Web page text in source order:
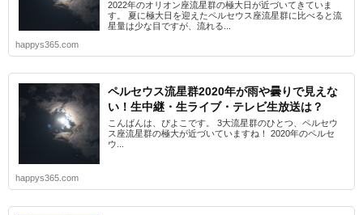
2022年のオリオン座流星群の極大日が近づいてきていま
す。 夏に極大日を迎えたペルセウス座流星群に比べると流
星量は少な目ですが、流れる...
happys365.com
ペルセウス流星群2020年が雨や曇りで見えな
い！生中継・生ライブ・テレビ生放送は？
こんばんは、ぴよこです。 3大流星群のひとつ、ペルセウ
ス座流星群の極大が近づいていますね！ 2020年のペルセ
ウ...
happys365.com